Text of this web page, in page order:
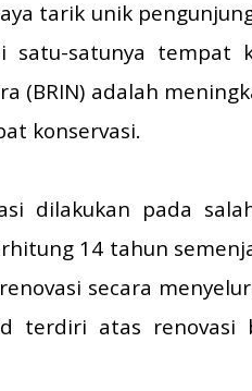
tarik unik
satu-satunya tempat
(BRIN) adalah
konservasi.
dilakukan pada
14 tahun
secara
terdiri atas